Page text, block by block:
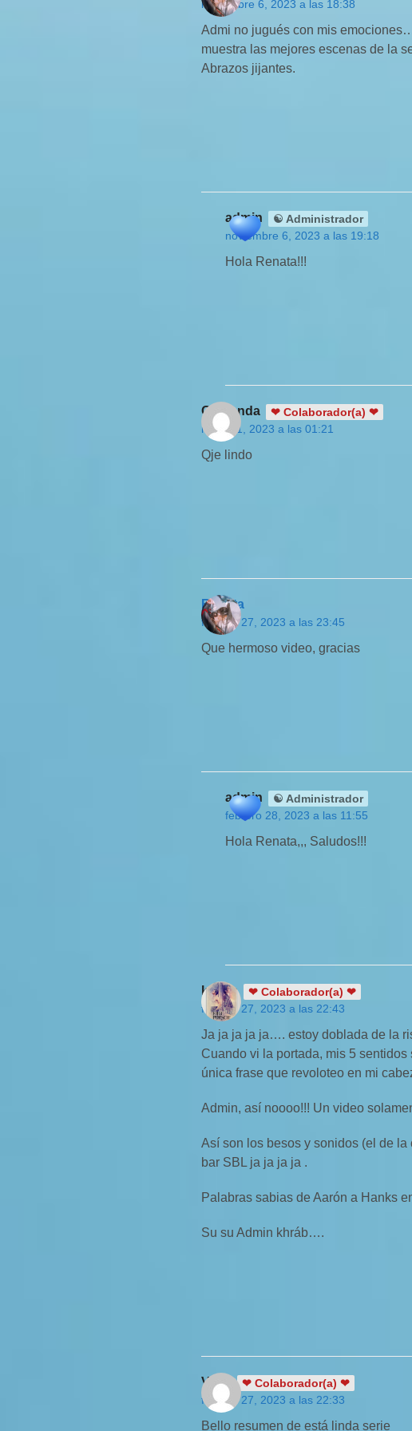
noviembre 6, 2023 a las 18:38
Admi no jugués con mis
muestra las mejores escenas de la
Abrazos jijantes.
admin
☯ Administrador
noviembre 6, 2023 a las 19:18
Hola Renata!!!
Gioconda
❤ Colaborador(a) ❤
marzo 1, 2023 a las 01:21
Qje lindo
Renata
febrero 27, 2023 a las 23:45
Que hermoso video, gracias
admin
☯ Administrador
febrero 28, 2023 a las 11:55
Hola Renata,,, Saludos!!!
kukys
❤ Colaborador(a) ❤
febrero 27, 2023 a las 22:43
Ja ja ja ja ja…. estoy doblada de la
Cuando vi la portada, mis 5
única frase que revoloteo en mi
Admin, así noooo!!! Un video
Así son los besos y sonidos (el de
bar SBL ja ja ja ja .
Palabras sabias de Aarón a Hanks
Su su Admin khráb….
Vany
❤ Colaborador(a) ❤
febrero 27, 2023 a las 22:33
Bello resumen de está linda serie